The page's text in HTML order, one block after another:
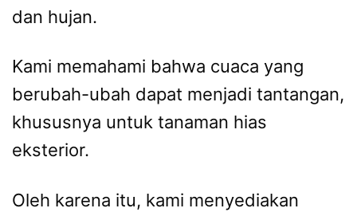
dan hujan.
Kami memahami bahwa cuaca yang
berubah-ubah dapat menjadi tantangan,
khususnya untuk tanaman hias
eksterior.
Oleh karena itu, kami menyediakan